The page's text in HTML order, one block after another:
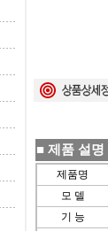
■ 제품 설명
제품명
모 델
기 능